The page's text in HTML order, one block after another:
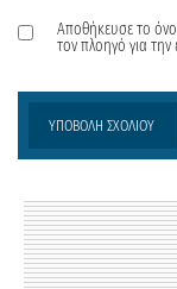
Αποθήκευσε το
τον πλοηγό για